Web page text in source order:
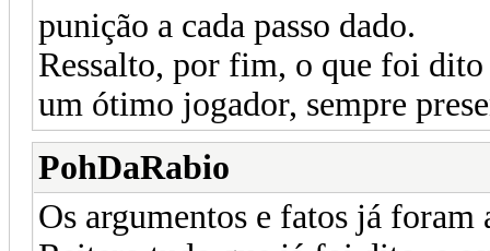
punição a cada passo dado.
Ressalto, por fim, o que foi
um ótimo jogador, sempre
PohDaRabio
Os argumentos e fatos já